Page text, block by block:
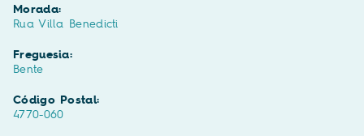
Morada:
Rua Villa Benedicti
Freguesia:
Bente
Código Postal:
4770-060